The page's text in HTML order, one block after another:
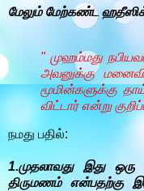
மேலும் மேற்கண்ட
" முஹம்மது
அவனுக்கு
மூமின்களுக்கு
விட்டார் என்று
நமது பதில்:
1.முதலாவது இது
திருமணம் என்பதற்கு